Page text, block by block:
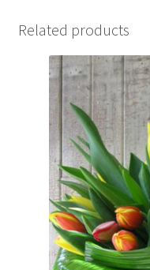
Related products